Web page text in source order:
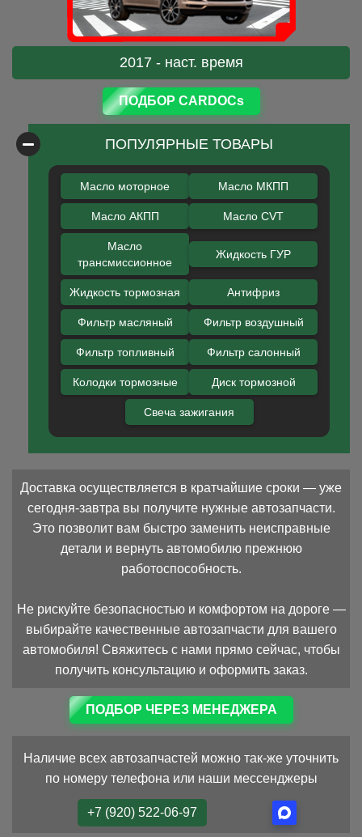
2017 - наст. время
ПОДБОР CARDOCs
ПОПУЛЯРНЫЕ ТОВАРЫ
Масло моторное Масло МКПП
Масло АКПП Масло CVT
Масло
трансмиссионное
Жидкость ГУР
Жидкость тормозная Антифриз
Фильтр масляный Фильтр воздушный
Фильтр топливный Фильтр салонный
Колодки тормозные Диск тормозной
Свеча зажигания
Доставка осуществляется в кратчайшие сроки — уже
сегодня-завтра вы получите нужные автозапчасти.
Это позволит вам быстро заменить неисправные
детали и вернуть автомобилю прежнюю
работоспособность.
Не рискуйте безопасностью и комфортом на дороге —
выбирайте качественные автозапчасти для вашего
автомобиля! Свяжитесь с нами прямо сейчас, чтобы
получить консультацию и оформить заказ.
ПОДБОР ЧЕРЕЗ МЕНЕДЖЕРА
Наличие всех автозапчастей можно так-же уточнить
по номеру телефона или наши мессенджеры
+7 (920) 522-06-97